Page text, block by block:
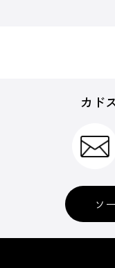
カド
ソ